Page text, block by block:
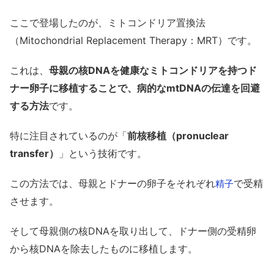
ここで登場したのが、ミトコンドリア置換法
（Mitochondrial Replacement Therapy：MRT）です。
これは、 母親の核DNAを健康なミトコンドリアを持つド
ナー卵子に移植することで、病的なmtDNAの伝達を回避
する方法です。
特に注目されているのが「前核移植（pronuclear
transfer）
」という技術です。
この方法では、母親とドナーの卵子をそれぞれ精子で受精
させます。
そして母親側の核DNAを取り出して、ドナー側の受精卵
から核DNAを除去したものに移植します。